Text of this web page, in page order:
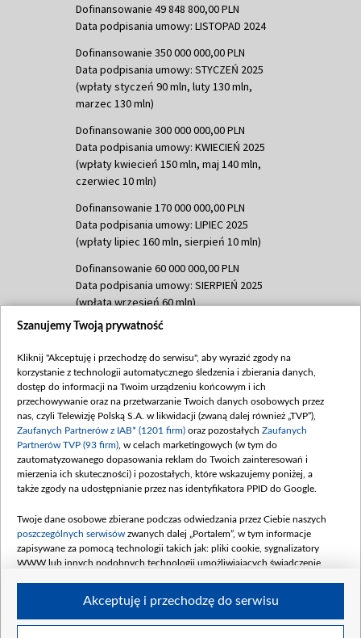
Dofinansowanie 49 848 800,00 PLN
Data podpisania umowy: LISTOPAD 2024
Dofinansowanie 350 000 000,00 PLN
Data podpisania umowy: STYCZEŃ 2025
(wpłaty styczeń 90 mln, luty 130 mln,
marzec 130 mln)
Dofinansowanie 300 000 000,00 PLN
Data podpisania umowy: KWIECIEŃ 2025
(wpłaty kwiecień 150 mln, maj 140 mln,
czerwiec 10 mln)
Dofinansowanie 170 000 000,00 PLN
Data podpisania umowy: LIPIEC 2025
(wpłaty lipiec 160 mln, sierpień 10 mln)
Dofinansowanie 60 000 000,00 PLN
Data podpisania umowy: SIERPIEŃ 2025
(wpłata wrzesień 60 mln)
Dofinansowanie 635 783 051,21 PLN
(wpłata wrzesień 100 mln, październik 350
mln, listopad 265 mln)
Dofinansowanie 48 862 000,00 PLN
Data podpisania umowy: GRUDZIEŃ 2025
(wpłata grudzień 60,548 mln)
Dofinansowanie 900 000 000,00 PLN
Data podpisania umowy: LUTY 2026 (wpłata
kwiecień 180 mln, 7 maja 180 mln, 8
czerwca 90 mln)
Dofinansowanie 250 000 000,00 PLN
4 sierpnia 250 mln
Szanujemy Twoją prywatność
Kliknij "Akceptuję i przechodzę do serwisu", aby wyrazić zgody na
korzystanie z technologii automatycznego śledzenia i zbierania danych,
dostęp do informacji na Twoim urządzeniu końcowym i ich
przechowywanie oraz na przetwarzanie Twoich danych osobowych przez
nas, czyli Telewizję Polską S.A. w likwidacji (zwaną dalej również „TVP”),
Zaufanych Partnerów z IAB* (1201 firm) oraz pozostałych Zaufanych
Partnerów TVP (93 firm) , w celach marketingowych (w tym do
zautomatyzowanego dopasowania reklam do Twoich zainteresowań i
mierzenia ich skuteczności) i pozostałych, które wskazujemy poniżej, a
także zgody na udostępnianie przez nas identyfikatora PPID do Google.
Twoje dane osobowe zbierane podczas odwiedzania przez Ciebie naszych
poszczególnych serwisów zwanych dalej „Portalem”, w tym informacje
zapisywane za pomocą technologii takich jak: pliki cookie, sygnalizatory
WWW lub innych podobnych technologii umożliwiających świadczenie
Akceptuję i przechodzę do serwisu